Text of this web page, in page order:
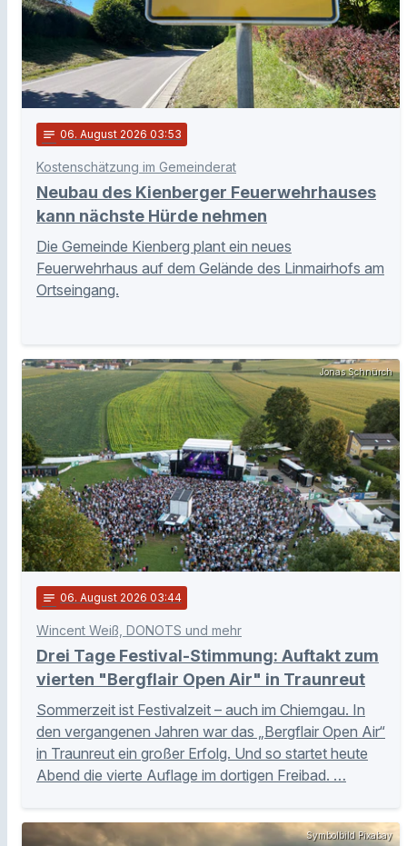
notes 06. August 2026 03:53
Kostenschätzung im Gemeinderat
Neubau des Kienberger Feuerwehrhauses
kann nächste Hürde nehmen
Die Gemeinde Kienberg plant ein neues
Feuerwehrhaus auf dem Gelände des Linmairhofs am
Ortseingang.
Jonas Schnürch
notes 06. August 2026 03:44
Wincent Weiß, DONOTS und mehr
Drei Tage Festival-Stimmung: Auftakt zum
vierten "Bergflair Open Air" in Traunreut
Sommerzeit ist Festivalzeit – auch im Chiemgau. In
den vergangenen Jahren war das „Bergflair Open Air“
in Traunreut ein großer Erfolg. Und so startet heute
Abend die vierte Auflage im dortigen Freibad. …
Symbolbild Pixabay